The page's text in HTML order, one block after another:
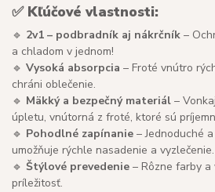
✅ Kľúčové vlastnosti:
🔹 2v1 – podbradník aj nákrčník –
a chladom v jednom!
🔹 Vysoká absorpcia – Froté vnútro
chráni oblečenie.
🔹 Mäkký a bezpečný materiál –
úpletu, vnútorná z froté, ktoré sú
🔹 Pohodlné zapínanie – Jednoduché
umožňuje rýchle nasadenie a vyzlečenie.
🔹 Štýlové prevedenie – Rôzne farby a
príležitosť.